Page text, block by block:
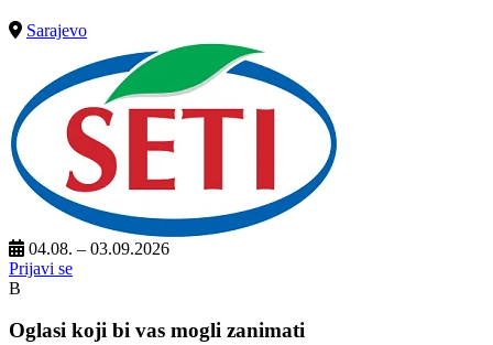
Sarajevo
04.08. – 03.09.2026
Prijavi se
B
Oglasi koji bi vas mogli zanimati